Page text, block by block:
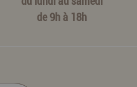
de 9h à 18h